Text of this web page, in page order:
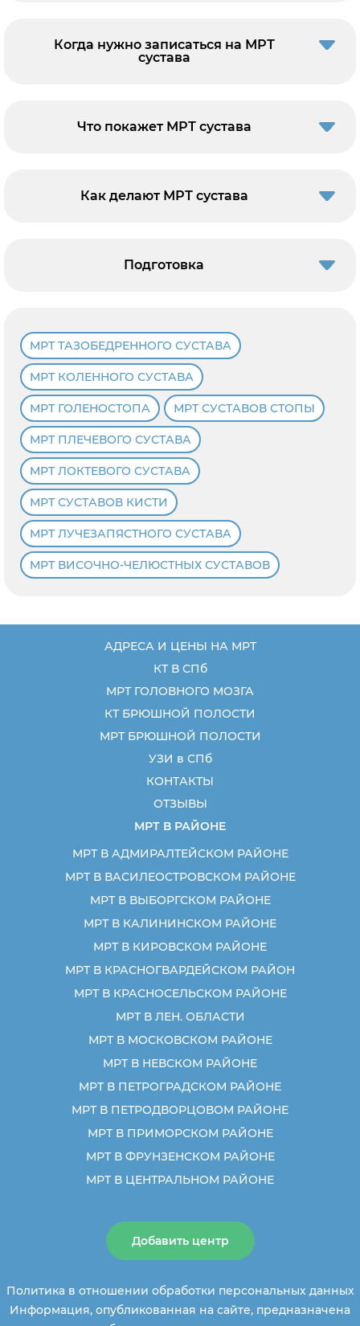
Когда нужно записаться на МРТ
сустава
Что покажет МРТ сустава
Как делают МРТ сустава
Подготовка
МРТ ТАЗОБЕДРЕННОГО СУСТАВА
МРТ КОЛЕННОГО СУСТАВА
МРТ ГОЛЕНОСТОПА МРТ СУСТАВОВ СТОПЫ
МРТ ПЛЕЧЕВОГО СУСТАВА
МРТ ЛОКТЕВОГО СУСТАВА
МРТ СУСТАВОВ КИСТИ
МРТ ЛУЧЕЗАПЯСТНОГО СУСТАВА
МРТ ВИСОЧНО-ЧЕЛЮСТНЫХ СУСТАВОВ
АДРЕСА И ЦЕНЫ НА МРТ
КТ В СПб
МРТ ГОЛОВНОГО МОЗГА
КТ БРЮШНОЙ ПОЛОСТИ
МРТ БРЮШНОЙ ПОЛОСТИ
УЗИ в СПб
КОНТАКТЫ
ОТЗЫВЫ
МРТ В РАЙОНЕ
МРТ В АДМИРАЛТЕЙСКОМ РАЙОНЕ
МРТ В ВАСИЛЕОСТРОВСКОМ РАЙОНЕ
МРТ В ВЫБОРГСКОМ РАЙОНЕ
МРТ В КАЛИНИНСКОМ РАЙОНЕ
МРТ В КИРОВСКОМ РАЙОНЕ
МРТ В КРАСНОГВАРДЕЙСКОМ РАЙОН
МРТ В КРАСНОСЕЛЬСКОМ РАЙОНЕ
МРТ В ЛЕН. ОБЛАСТИ
МРТ В МОСКОВСКОМ РАЙОНЕ
МРТ В НЕВСКОМ РАЙОНЕ
МРТ В ПЕТРОГРАДСКОМ РАЙОНЕ
МРТ В ПЕТРОДВОРЦОВОМ РАЙОНЕ
МРТ В ПРИМОРСКОМ РАЙОНЕ
МРТ В ФРУНЗЕНСКОМ РАЙОНЕ
МРТ В ЦЕНТРАЛЬНОМ РАЙОНЕ
Добавить центр
Политика в отношении обработки персональных данных
Информация, опубликованная на сайте, предназначена